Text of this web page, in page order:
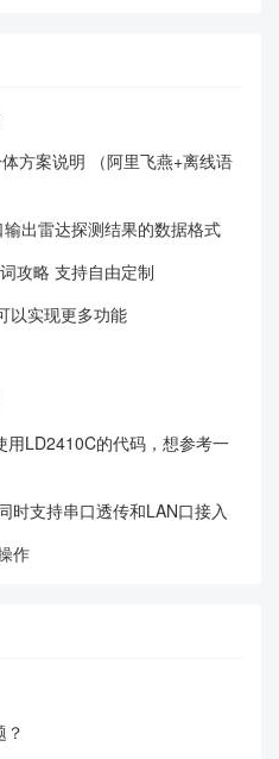
方案说明 （阿里飞燕+离线语
出雷达探测结果的数据格式
攻略 支持自由定制
以实现更多功能
LD2410C的代码，想参考一
时支持串口透传和LAN口接入
作